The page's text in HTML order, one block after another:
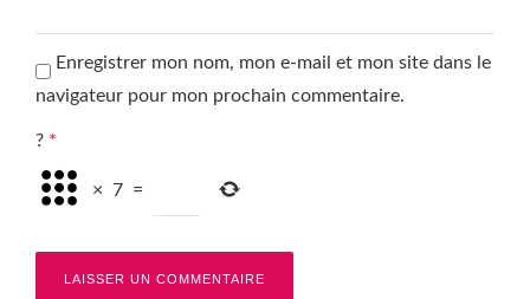
Enregistrer mon nom, mon e-mail et mon site dans le
navigateur pour mon prochain commentaire.
? *
× 7 =